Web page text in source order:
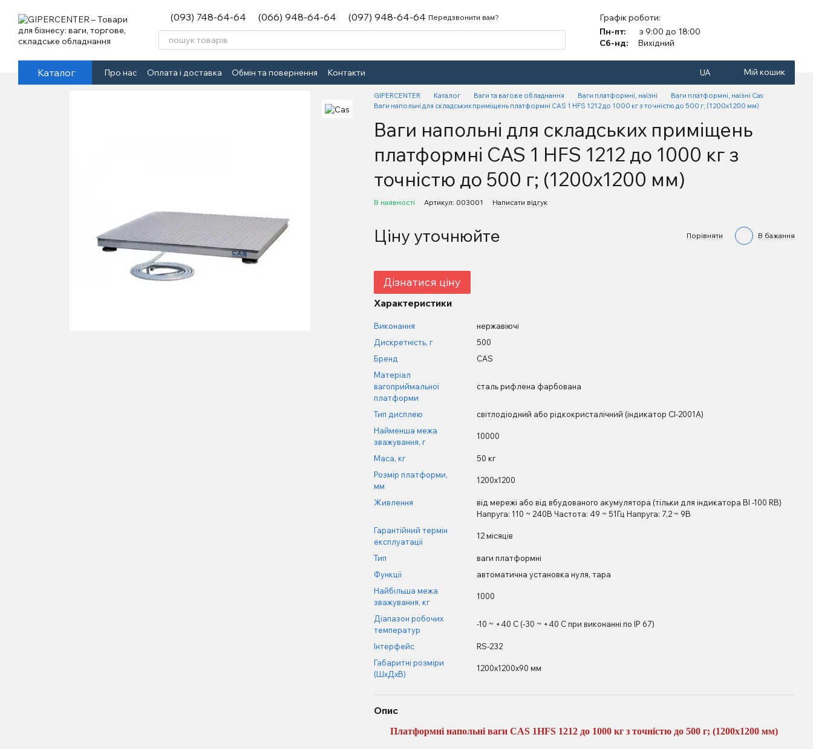
(093) 748-64-64 (066) 948-64-64 (097) 948-64-64 Передзвонити вам?
Графік роботи:
Пн-пт:
з 9:00 до 18:00
Сб-нд:
Вихідний
Каталог Про нас Оплата і доставка Обмін та повернення Контакти UA Мій кошик
GIPERCENTER Каталог Ваги та вагове обладнання Ваги платформні, наїзні
Ваги платформні, наїзні Cas
Ваги напольні для складських приміщень платформні CAS 1 HFS 1212 до 1000 кг з точністю до 500 г; (1200х1200 мм)
Ваги напольні для складських приміщень
платформні CAS 1 HFS 1212 до 1000 кг з
точністю до 500 г; (1200х1200 мм)
В наявності Артикул: 003001 Написати відгук
Ціну уточнюйте Порівняти В бажання
Дізнатися ціну
Характеристики
Виконання
нержавіючі
Дискретність, г
500
Бренд
CAS
Матеріал
вагоприймальної
платформи
сталь рифлена фарбована
Тип дисплею
світлодіодний або рідкокристалічний (індикатор CI-2001A)
Найменша межа
зважування, г
10000
Маса, кг
50 кг
Розмір платформи,
мм
1200х1200
Живлення
від мережі або від вбудованого акумулятора (тільки для індикатора BI -100 RB)
Напруга: 110 ~ 240В Частота: 49 ~ 51Гц Напруга: 7,2 ~ 9В
Гарантійний термін
експлуатації
12 місяців
Тип
ваги платформні
Функції
автоматична установка нуля, тара
Найбільша межа
зважування, кг
1000
Діапазон робочих
температур
-10 ~ +40 С (-30 ~ +40 С при виконанні по IP 67)
Інтерфейс
RS-232
Габаритні розміри
(ШхДхВ)
1200х1200х90 мм
Опис
Платформні напольні ваги CAS 1HFS 1212 до 1000 кг з точністю до 500 г; (1200х1200 мм)